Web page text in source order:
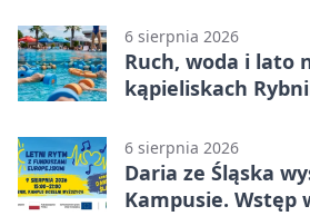
6 sierpnia 2026
Ruch, woda i lato
kąpieliskach
6 sierpnia 2026
Daria ze Śląska
Kampusie. Wstęp